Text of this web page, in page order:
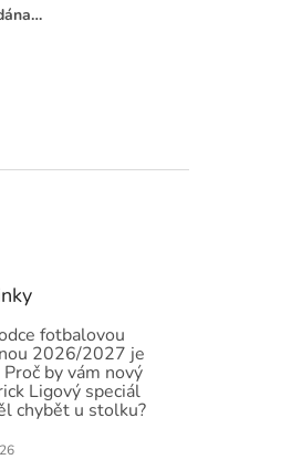
fotbalovou
2026/2027 je
by vám nový
Ligový speciál
chybět u stolku?